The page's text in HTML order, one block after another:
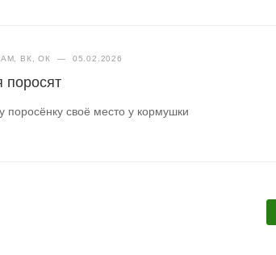
ВК, ОК — 05.02.2026
поросят
своё место у кормушки